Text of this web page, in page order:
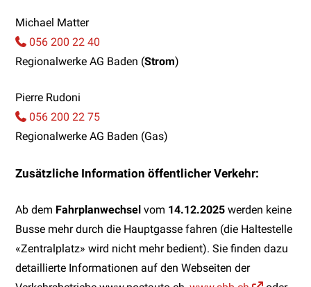
Michael Matter
056 200 22 40
Regionalwerke AG Baden (Strom)
Pierre Rudoni
056 200 22 75
Regionalwerke AG Baden (Gas)
Zusätzliche Information öffentlicher Verkehr:
Ab dem Fahrplanwechsel vom 14.12.2025werden keine
Busse mehr durch die Hauptgasse fahren (die Haltestelle
«Zentralplatz» wird nicht mehr bedient). Sie finden dazu
detaillierte Informationen auf den Webseiten der